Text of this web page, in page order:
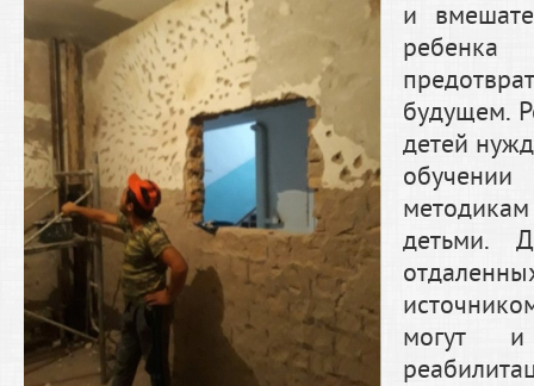
и
будущем.
детей
детьми.
могут